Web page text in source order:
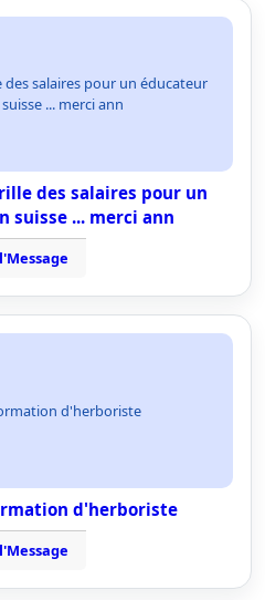
des salaires pour un éducateur
... merci ann
des salaires pour un
suisse ... merci ann
d'herboriste
d'herboriste